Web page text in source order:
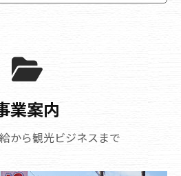
業案内
から観光ビジネスまで